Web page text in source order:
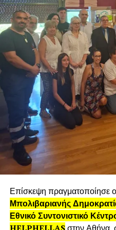
φορείς και εταιρίες στο
εγχείρημα πρόσβαση σε
Ετοιμάζεται
προσφέρεται ως
Στη κατεύθυνση ανάπτυξης
προχωράμε στην ανάπτυξη
έξυπνης εποπτείας (ΙοΤ),
Modelling (ΒΙΜ), και
αξίας (Due diligence), καθώς
επιχειρηματικής ηθικής και
Υπάρχουν αρκετοί
επιθυμούν να
μιας startup
αυτούς; υπάρχει
Η δημιουργία μιας startup
Επίσκεψη πραγματοποίησε ο
Μπολιβαριανής
Εθνικό Συντονιστικό
HELPHELLASστην Αθήνα,